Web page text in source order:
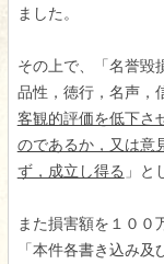
ました。
その上で、「名誉毀
品性，徳行，名声，
客観的評価を低下さ
のであるか，又は意
ず，成立し得る 」と
また損害額を１００
「本件各書き込み